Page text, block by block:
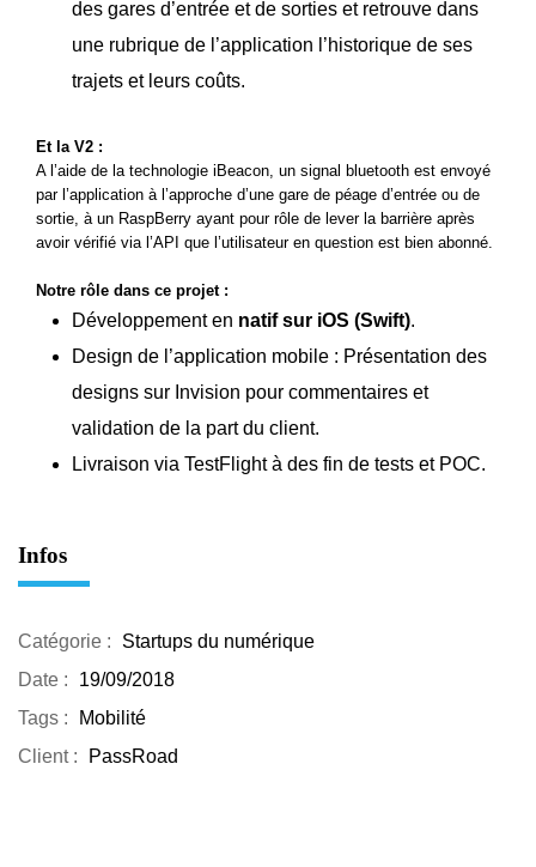
des gares d’entrée et de sorties et retrouve dans
une rubrique de l’application l’historique de ses
trajets et leurs coûts.
Et la V2 :
A l’aide de la technologie iBeacon, un signal bluetooth est envoyé
par l’application à l’approche d’une gare de péage d’entrée ou de
sortie, à un RaspBerry ayant pour rôle de lever la barrière après
avoir vérifié via l’API que l’utilisateur en question est bien abonné.
Notre rôle dans ce projet :
Développement en natif sur iOS (Swift).
Design de l’application mobile : Présentation des
designs sur Invision pour commentaires et
validation de la part du client.
Livraison via TestFlight à des fin de tests et POC.
Infos
Catégorie :
Startups du numérique
Date :
19/09/2018
Tags :
Mobilité
Client :
PassRoad